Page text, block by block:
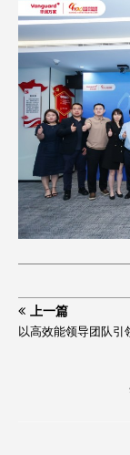
上一篇
以高效能领导团队引